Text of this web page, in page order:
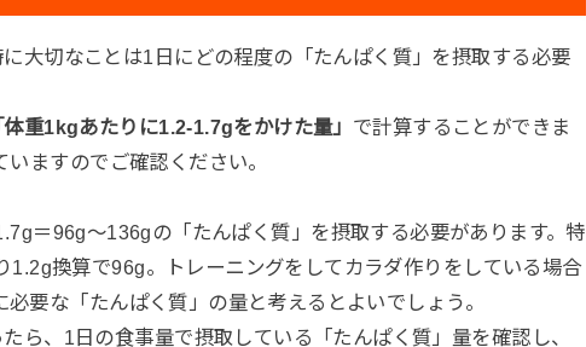
大切なことは1日にどの程度の「たんぱく質」を摂取する必要
体重1kgあたりに1.2-1.7gをかけた量」 で計算することができま
いますのでご確認ください。
＝96g〜136gの「たんぱく質」を摂取する必要があります。特
1.2g換算で96g。トレーニングをしてカラダ作りをしている場合
要な「たんぱく質」の量と考えるとよいでしょう。
ら、1日の食事量で摂取している「たんぱく質」量を確認し、